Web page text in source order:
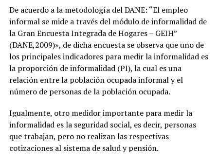
De acuerdo a la metodología del DANE: “El empleo
informal se mide a través del módulo de informalidad de
la Gran Encuesta Integrada de Hogares – GEIH”
(DANE,2009)», de dicha encuesta se observa que uno de
los principales indicadores para medir la informalidad es
la proporción de informalidad (PI), la cual es una
relación entre la población ocupada informal y el
número de personas de la población ocupada.
Igualmente, otro medidor importante para medir la
informalidad es la seguridad social, es decir, personas
que trabajan, pero no realizan las respectivas
cotizaciones al sistema de salud y pensión.